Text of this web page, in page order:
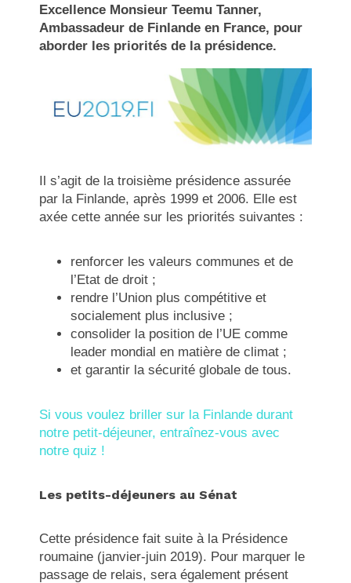
Excellence Monsieur Teemu Tanner,
Ambassadeur de Finlande en France, pour
aborder les priorités de la présidence.
Il s’agit de la troisième présidence assurée
par la Finlande, après 1999 et 2006. Elle est
axée cette année sur les priorités suivantes :
renforcer les valeurs communes et de
l’Etat de droit ;
rendre l’Union plus compétitive et
socialement plus inclusive ;
consolider la position de l’UE comme
leader mondial en matière de climat ;
et garantir la sécurité globale de tous.
Si vous voulez briller sur la Finlande durant
notre petit-déjeuner, entraînez-vous avec
notre quiz !
Les petits-déjeuners au Sénat
Cette présidence fait suite à la Présidence
roumaine (janvier-juin 2019). Pour marquer le
passage de relais, sera également présent